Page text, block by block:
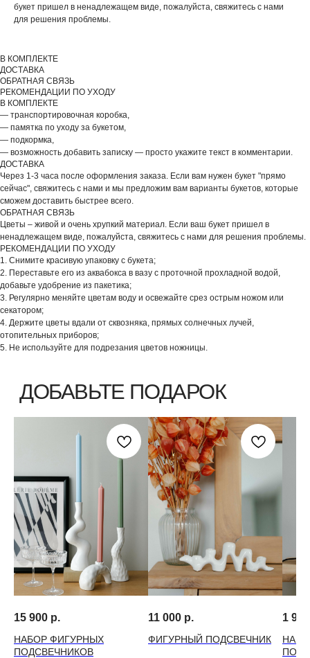
букет пришел в ненадлежащем виде, пожалуйста, свяжитесь с нами
для решения проблемы.
В КОМПЛЕКТЕ
ДОСТАВКА
ОБРАТНАЯ СВЯЗЬ
РЕКОМЕНДАЦИИ ПО УХОДУ
В КОМПЛЕКТЕ
— транспортировочная коробка,
— памятка по уходу за букетом,
— подкормка,
— возможность добавить записку — просто укажите текст в комментарии.
ДОСТАВКА
Через 1-3 часа после оформления заказа. Если вам нужен букет "прямо
сейчас", свяжитесь с нами и мы предложим вам варианты букетов, которые
сможем доставить быстрее всего.
ОБРАТНАЯ СВЯЗЬ
Цветы – живой и очень хрупкий материал. Если ваш букет пришел в
ненадлежащем виде, пожалуйста, свяжитесь с нами для решения проблемы.
РЕКОМЕНДАЦИИ ПО УХОДУ
1. Снимите красивую упаковку с букета;
2. Переставьте его из аквабокса в вазу с проточной прохладной водой,
добавьте удобрение из пакетика;
3. Регулярно меняйте цветам воду и освежайте срез острым ножом или
секатором;
4. Держите цветы вдали от сквозняка, прямых солнечных лучей,
отопительных приборов;
5. Не используйте для подрезания цветов ножницы.
15 900 р.
НАБОР ФИГУРНЫХ
ПОДСВЕЧНИКОВ
11 000 р.
ФИГУРНЫЙ ПОДСВЕЧНИК
1 990
ВЫБЕРИТЕ ВАЗУ